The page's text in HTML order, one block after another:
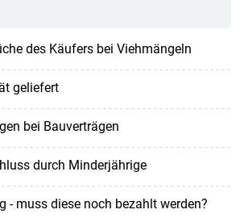
des Käufers bei Viehmängeln
geliefert
bei Bauverträgen
durch Minderjährige
- muss diese noch bezahlt werden?